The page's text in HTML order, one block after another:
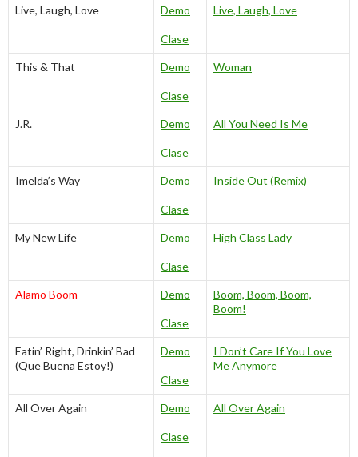
Live, Laugh, Love Demo
Clase
Live, Laugh, Love
This & That Demo
Clase
Woman
J.R. Demo
Clase
All You Need Is Me
Imelda’s Way Demo
Clase
Inside Out (Remix)
My New Life Demo
Clase
High Class Lady
Alamo Boom Demo
Clase
Boom, Boom, Boom,
Boom!
Eatin’ Right, Drinkin’ Bad
(Que Buena Estoy!)
Demo
Clase
I Don’t Care If You Love
Me Anymore
All Over Again Demo
Clase
All Over Again